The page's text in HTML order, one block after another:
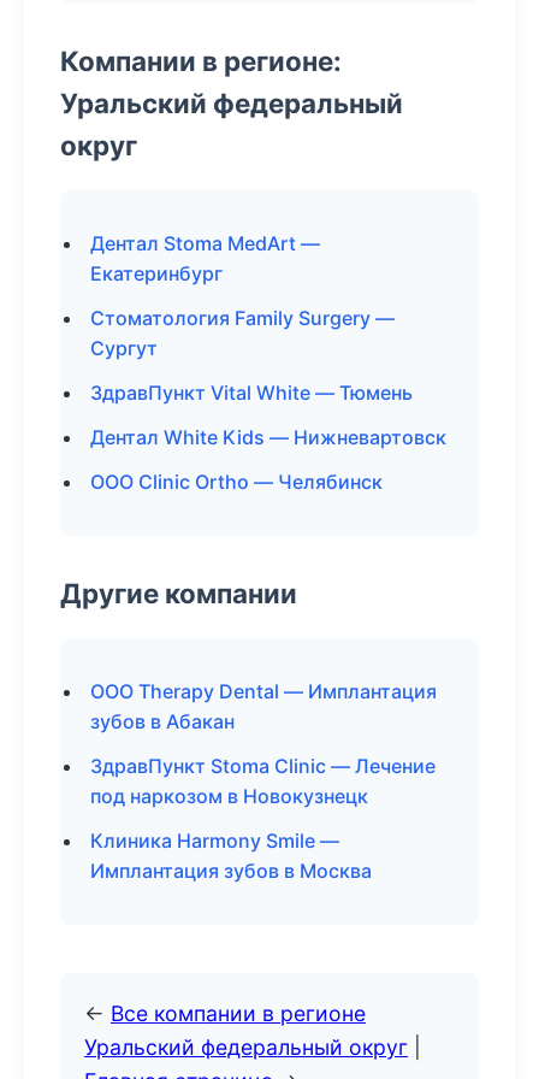
Компании в регионе:
Уральский федеральный
округ
Дентал Stoma MedArt —
Екатеринбург
Стоматология Family Surgery —
Сургут
ЗдравПункт Vital White — Тюмень
Дентал White Kids — Нижневартовск
ООО Clinic Ortho — Челябинск
Другие компании
ООО Therapy Dental — Имплантация
зубов в Абакан
ЗдравПункт Stoma Clinic — Лечение
под наркозом в Новокузнецк
Клиника Harmony Smile —
Имплантация зубов в Москва
← Все компании в регионе
Уральский федеральный округ